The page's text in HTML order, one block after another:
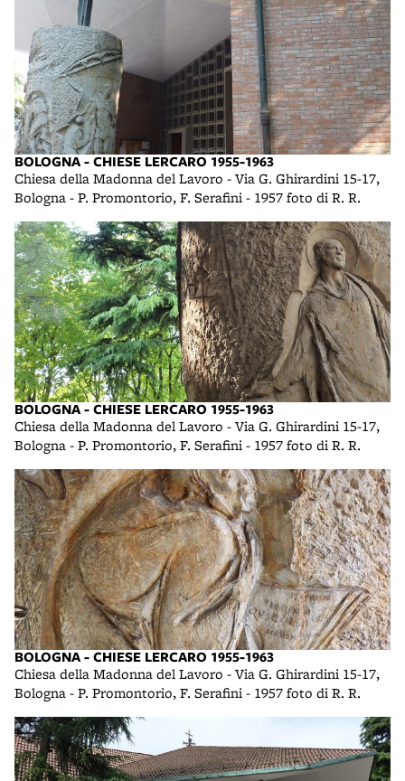
BOLOGNA - CHIESE LERCARO 1955-1963
Chiesa della Madonna del Lavoro - Via G. Ghirardini 15-17,
Bologna - P. Promontorio, F. Serafini - 1957 foto di R. R.
BOLOGNA - CHIESE LERCARO 1955-1963
Chiesa della Madonna del Lavoro - Via G. Ghirardini 15-17,
Bologna - P. Promontorio, F. Serafini - 1957 foto di R. R.
BOLOGNA - CHIESE LERCARO 1955-1963
Chiesa della Madonna del Lavoro - Via G. Ghirardini 15-17,
Bologna - P. Promontorio, F. Serafini - 1957 foto di R. R.